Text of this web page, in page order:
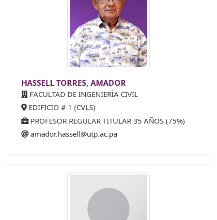
HASSELL TORRES, AMADOR
FACULTAD DE INGENIERÍA CIVIL
EDIFICIO # 1 (CVLS)
PROFESOR REGULAR TITULAR 35 AÑOS (75%)
amador.hassell@utp.ac.pa